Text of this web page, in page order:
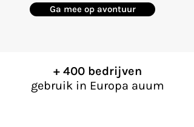
Ga mee op avontuur
+ 400 bedrijven
gebruik in Europa auum